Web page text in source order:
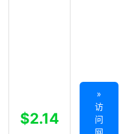
$2.14
»
访
问
网